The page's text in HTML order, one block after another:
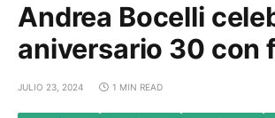
Andrea Bocelli
aniversario 30 con
JULIO 23, 2024 1 MIN READ